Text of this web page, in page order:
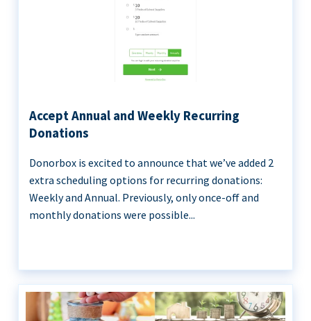
Accept Annual and Weekly Recurring
Donations
Donorbox is excited to announce that we’ve added 2
extra scheduling options for recurring donations:
Weekly and Annual. Previously, only once-off and
monthly donations were possible...